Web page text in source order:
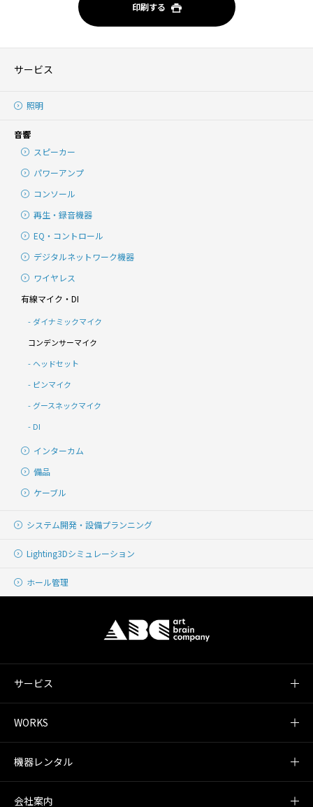
印刷する
サービス
照明
音響
スピーカー
パワーアンプ
コンソール
再生・録音機器
EQ・コントロール
デジタルネットワーク機器
ワイヤレス
有線マイク・DI
ダイナミックマイク
コンデンサーマイク
ヘッドセット
ピンマイク
グースネックマイク
DI
インターカム
備品
ケーブル
システム開発・ 設備プランニング
Lighting3Dシミュレーション
ホール管理
サービス
WORKS
機器レンタル
会社案内